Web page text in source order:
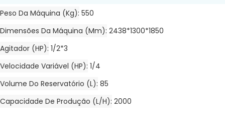
Peso Da Máquina (kg) 550
Dimensões Da Máquina (mm) 2438*1300*1850
Agitador (HP) 1/2*3
Velocidade Variável (HP) 1/4
Volume Do Reservatório (L) 85
Capacidade De Produção (L/h) 2000